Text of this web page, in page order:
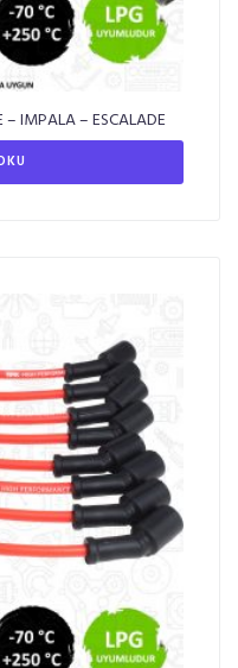
IMPALA – ESCALADE